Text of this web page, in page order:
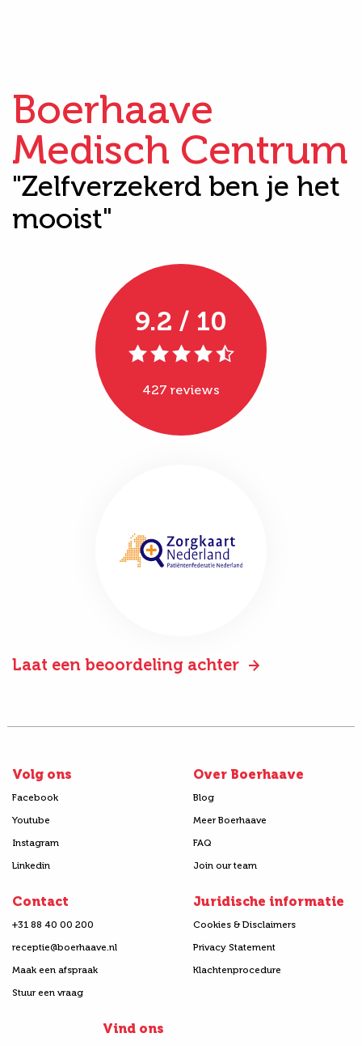
Boerhaave
Medisch Centrum
"Zelfverzekerd ben je het
mooist"
9.2 / 10
427 reviews
Laat een beoordeling achter
Volg ons
Facebook
Youtube
Instagram
Linkedin
Over Boerhaave
Blog
Meer Boerhaave
FAQ
Join our team
Contact
+31 88 40 00 200
receptie@boerhaave.nl
Maak een afspraak
Stuur een vraag
Juridische informatie
Cookies & Disclaimers
Privacy Statement
Klachtenprocedure
Vind ons